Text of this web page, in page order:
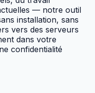
— notre outil
installation, sans
vers des serveurs
dans votre
confidentialité